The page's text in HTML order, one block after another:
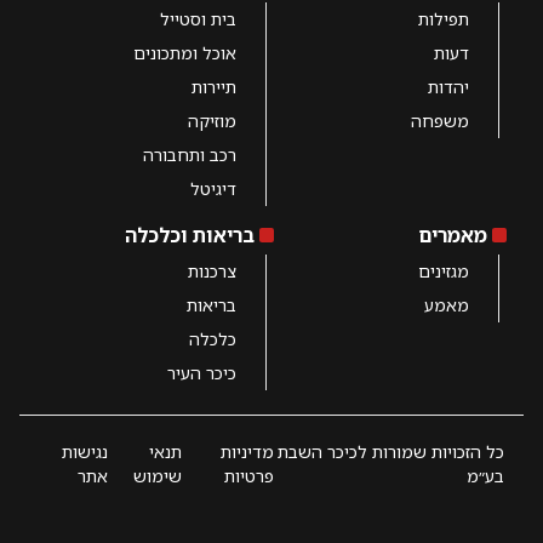
תפילות
דעות
יהדות
משפחה
בית וסטייל
אוכל ומתכונים
תיירות
מוזיקה
רכב ותחבורה
דיגיטל
מאמרים
מגזינים
מאמע
בריאות וכלכלה
צרכנות
בריאות
כלכלה
כיכר העיר
כל הזכויות שמורות לכיכר השבת
בע״מ
מדיניות
פרטיות
תנאי
שימוש
נגישות
אתר